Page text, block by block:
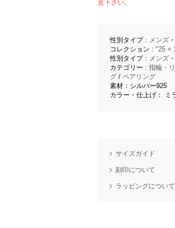
意下さい。
性別タイプ : メンズ ・
コレクション : "25 +
性別タイプ : メンズ ・
カテゴリー : 指輪・
グ / ペアリング
素材：シルバー925
カラー・仕上げ： ミ
サイズガイド
刻印について
ラッピングについて